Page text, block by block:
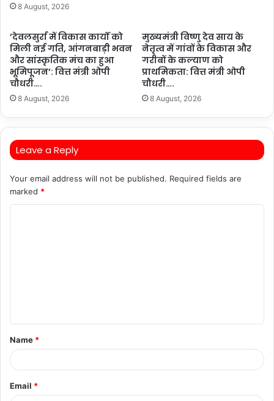
8 August, 2026
’देवलसुर्रा में विकास कार्यों को
मिली नई गति, आंगनबाड़ी भवन
और सांस्कृतिक मंच का हुआ
भूमिपूजन’: वित्त मंत्री ओपी
चौधरी….
8 August, 2026
मुख्यमंत्री विष्णु देव साय के
नेतृत्व में गांवों के विकास और
गरीबों के कल्याण को
प्राथमिकता: वित्त मंत्री ओपी
चौधरी….
8 August, 2026
Leave a Reply
Your email address will not be published. Required fields are
marked *
t
*
Name *
Email *